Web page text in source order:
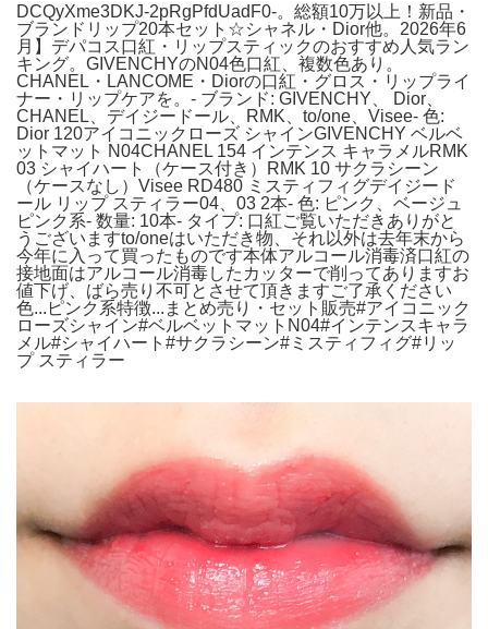
DCQyXme3DKJ-2pRgPfdUadF0-。総額10万以上！新品・
ブランドリップ20本セット☆シャネル・Dior他。2026年6
月】デパコス口紅・リップスティックのおすすめ人気ラン
キング。GIVENCHYのN04色口紅、複数色あり。
CHANEL・LANCOME・Diorの口紅・グロス・リップライ
ナー・リップケアを。- ブランド: GIVENCHY、 Dior、
CHANEL、デイジードール、RMK、to/one、Visee- 色:
Dior 120アイコニックローズ シャインGIVENCHY ベルベ
ットマット N04CHANEL 154 インテンス キャラメルRMK
03 シャイハート（ケース付き）RMK 10 サクラシーン
（ケースなし）Visee RD480 ミスティフィグデイジード
ール リップ スティラー04、03 2本- 色: ピンク、ベージュ
ピンク系- 数量: 10本- タイプ: 口紅ご覧いただきありがと
うございますto/oneはいただき物、それ以外は去年末から
今年に入って買ったものです本体アルコール消毒済口紅の
接地面はアルコール消毒したカッターで削ってありますお
値下げ、ばら売り不可とさせて頂きますご了承ください
色...ピンク系特徴...まとめ売り・セット販売#アイコニック
ローズシャイン#ベルベットマットN04#インテンスキャラ
メル#シャイハート#サクラシーン#ミスティフィグ#リッ
プ スティラー